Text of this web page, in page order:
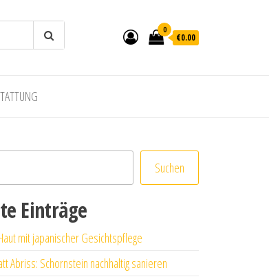
0
€0.00
Suchen
Einträge
mit japanischer Gesichtspflege
Abriss: Schornstein nachhaltig sanieren